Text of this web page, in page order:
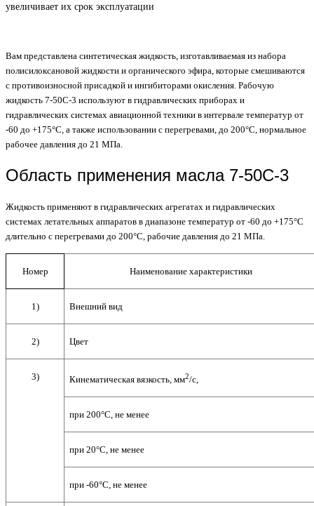
увеличивает их срок эксплуатации
Вам представлена синтетическая жидкость, изготавливаемая из набора
полисилоксановой жидкости и органического эфира, которые смешиваются
с противоизносной присадкой и ингибиторами окисления. Рабочую
жидкость 7-50С-3 используют в гидравлических приборах и
гидравлических системах авиационной техники в интервале температур от
-60 до +175°С, а также использовании с перегревами, до 200°С, нормальное
рабочее давления до 21 МПа.
Область применения масла 7-50С-3
Жидкость применяют в гидравлических агрегатах и гидравлических
системах летательных аппаратов в диапазоне температур от -60 до +175°С
длительно с перегревами до 200°С, рабочие давления до 21 МПа.
Номер Наименование характеристики
1) Внешний вид
2) Цвет
3) Кинематическая вязкость, мм2/с,
при 200°С, не менее
при 20°С, не менее
при -60°С, не менее